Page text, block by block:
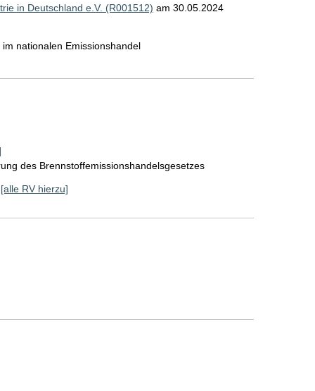
in Deutschland e.V. (R001512) am 30.05.2024
nationalen Emissionshandel
des Brennstoffemissionshandelsgesetzes
[alle RV hierzu]